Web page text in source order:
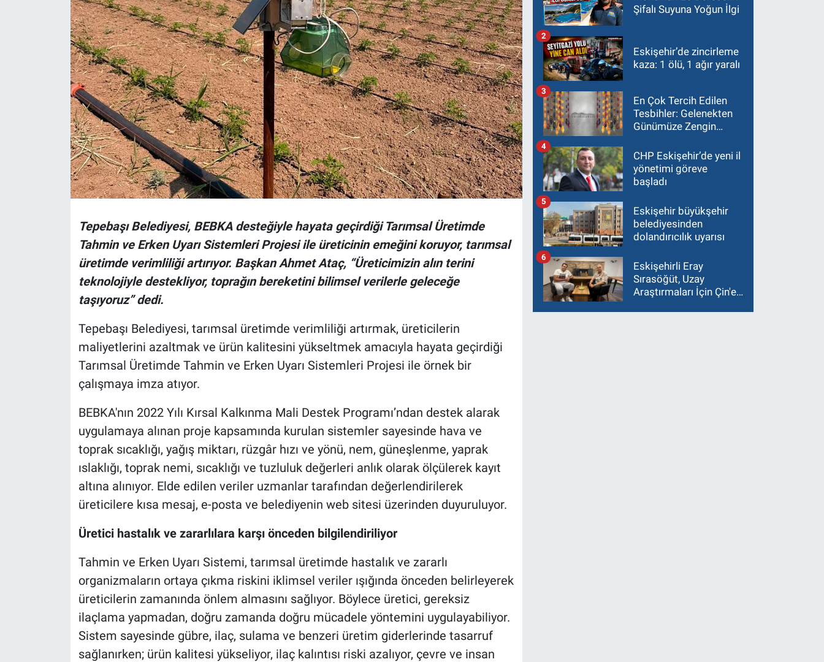
Tepebaşı Belediyesi, BEBKA desteğiyle hayata geçirdiği Tarımsal Üretimde
Tahmin ve Erken Uyarı Sistemleri Projesi ile üreticinin emeğini koruyor, tarımsal
üretimde verimliliği artırıyor. Başkan Ahmet Ataç, “Üreticimizin alın terini
teknolojiyle destekliyor, toprağın bereketini bilimsel verilerle geleceğe
taşıyoruz” dedi.
Tepebaşı Belediyesi, tarımsal üretimde verimliliği artırmak, üreticilerin
maliyetlerini azaltmak ve ürün kalitesini yükseltmek amacıyla hayata geçirdiği
Tarımsal Üretimde Tahmin ve Erken Uyarı Sistemleri Projesi ile örnek bir
çalışmaya imza atıyor.
BEBKA'nın 2022 Yılı Kırsal Kalkınma Mali Destek Programı’ndan destek alarak
uygulamaya alınan proje kapsamında kurulan sistemler sayesinde hava ve
toprak sıcaklığı, yağış miktarı, rüzgâr hızı ve yönü, nem, güneşlenme, yaprak
ıslaklığı, toprak nemi, sıcaklığı ve tuzluluk değerleri anlık olarak ölçülerek kayıt
altına alınıyor. Elde edilen veriler uzmanlar tarafından değerlendirilerek
üreticilere kısa mesaj, e-posta ve belediyenin web sitesi üzerinden duyuruluyor.
Üretici hastalık ve zararlılara karşı önceden bilgilendiriliyor
Tahmin ve Erken Uyarı Sistemi, tarımsal üretimde hastalık ve zararlı
organizmaların ortaya çıkma riskini iklimsel veriler ışığında önceden belirleyerek
üreticilerin zamanında önlem almasını sağlıyor. Böylece üretici, gereksiz
ilaçlama yapmadan, doğru zamanda doğru mücadele yöntemini uygulayabiliyor.
Sistem sayesinde gübre, ilaç, sulama ve benzeri üretim giderlerinde tasarruf
sağlanırken; ürün kalitesi yükseliyor, ilaç kalıntısı riski azalıyor, çevre ve insan
Şifalı Suyuna Yoğun İlgi
Eskişehir’de zincirleme
kaza: 1 ölü, 1 ağır yaralı
2
En Çok Tercih Edilen
Tesbihler: Gelenekten
Günümüze Zengin
3
CHP Eskişehir’de yeni il
yönetimi göreve
başladı
4
Eskişehir büyükşehir
belediyesinden
dolandırıcılık uyarısı
5
Eskişehirli Eray
Sırasöğüt, Uzay
Araştırmaları İçin Çin'e
6
Politika
Kütahya